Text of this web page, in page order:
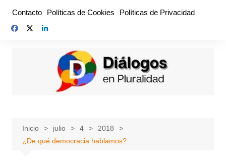
contenido
Contacto Políticas de Cookies Políticas de Privacidad
Inicio julio 4
2018
¿De qué democracia hablamos?